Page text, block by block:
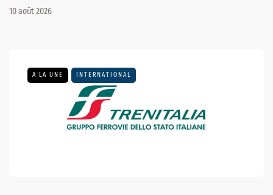
10 août 2026
A LA UNE INTERNATIONAL